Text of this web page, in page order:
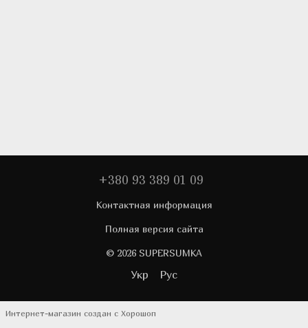
+380 93 389 01 09
Контактная информация
Полная версия сайта
© 2026 SUPERSUMKA
Укр Рус
Интернет-магазин создан с Хорошоп